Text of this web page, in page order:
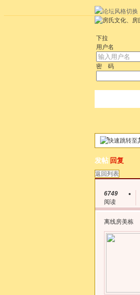
下拉
用户名
密 码
论坛
发帖 回复
返回列表
6749
阅读
离线房美栋